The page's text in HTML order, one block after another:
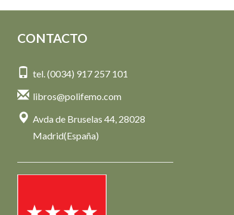
CONTACTO
tel. (0034) 917 257 101
libros@polifemo.com
Avda de Bruselas 44, 28028
Madrid(España)